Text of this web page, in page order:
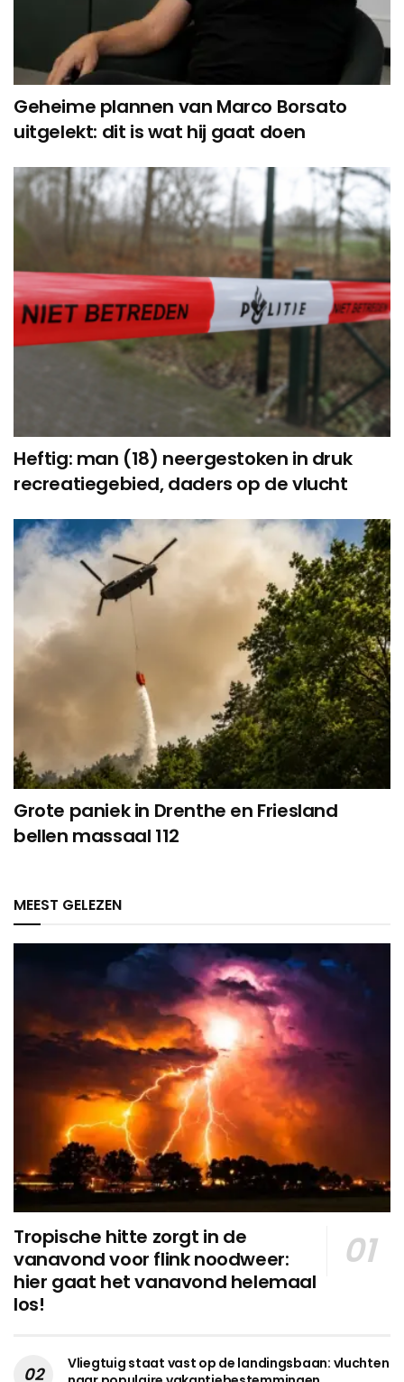
Geheime plannen van Marco Borsato
uitgelekt: dit is wat hij gaat doen
Heftig: man (18) neergestoken in druk
recreatiegebied, daders op de vlucht
Grote paniek in Drenthe en Friesland
bellen massaal 112
MEEST GELEZEN
Tropische hitte zorgt in de
vanavond voor flink noodweer:
hier gaat het vanavond helemaal
los!
Vliegtuig staat vast op de landingsbaan: vluchten